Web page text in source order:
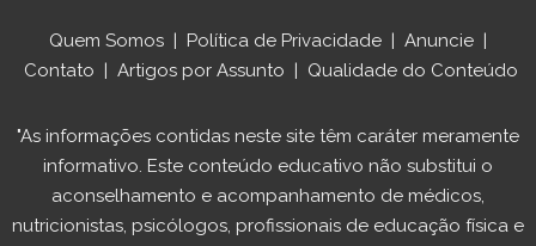
Quem Somos Política de Privacidade Anuncie
Contato
Artigos por Assunto Qualidade do Conteúdo
"As informações contidas neste site têm caráter meramente
informativo. Este conteúdo educativo não substitui o
aconselhamento e acompanhamento de médicos,
nutricionistas, psicólogos, profissionais de educação física e